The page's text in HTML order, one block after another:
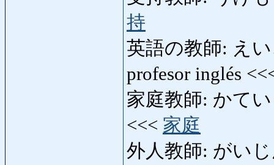
持
英語の教師: え
profesor inglés
家庭教師: かてい
<<< 家庭
外人教師: がい